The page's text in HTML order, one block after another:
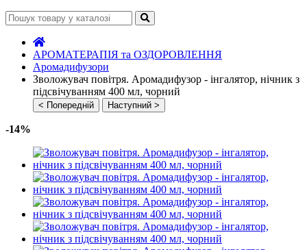
АРОМАТЕРАПІЯ та ОЗДОРОВЛЕННЯ
Аромадифузори
Зволожувач повітря. Аромадифузор - інгалятор, нічник з
підсвічуванням 400 мл, чорний
< Попередній Наступний >
-14%